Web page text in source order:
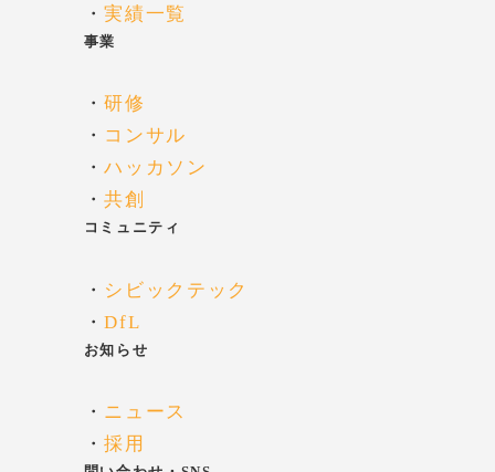
・実績一覧
事業
・研修
・ コンサル
・ハッカソン
・共創
コミュニティ
・ シビックテック
・DfL
お知らせ
・ ニュース
・採用